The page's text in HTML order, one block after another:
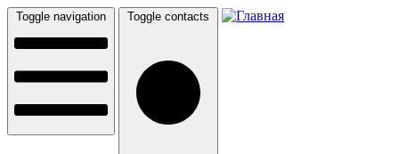
Перейти к основному содержанию
Toggle navigation Toggle contacts